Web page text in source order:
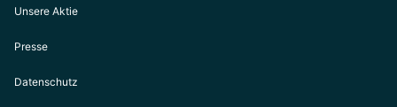
Unsere Aktie
Presse
Datenschutz